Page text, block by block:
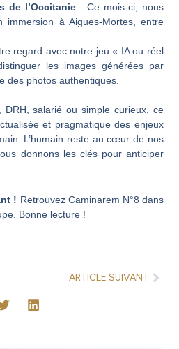
de l’Occitanie : Ce mois-ci, nous
immersion à Aigues-Mortes, entre
regard avec notre jeu « IA ou réel
les images générées par
des photos authentiques.
DRH, salarié ou simple curieux, ce
et pragmatique des enjeux
L’humain reste au cœur de nos
donnons les clés pour anticiper
! Retrouvez Caminarem N°8 dans
Bonne lecture !
ARTICLE SUIVANT